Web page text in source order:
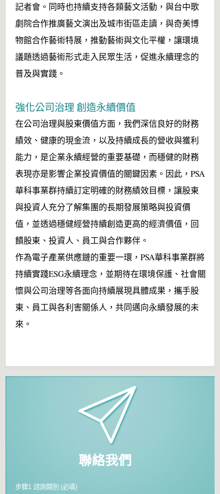
記者會。同時也持續支持各類藝文活動，與台中歌
劇院合作推廣藝文演出及城市街區走讀，與奇美博
物館合作藝術特展，推動藝術與文化平權，讓環境
議題透過藝術形式走入民眾生活，促進永續理念的
普及與實踐。
強化公司治理 創造永續價值
在公司治理與股東價值方面，我們深信良好的財務
績效、健康的現金流，以及持續成長的營收與獲利
能力，是企業永續經營的重要基礎，而穩健的財務
表現亦是影響企業投資價值的關鍵因素。因此，PSA
華科事業群持續訂定明確的財務績效目標，讓股東
與投資人充分了解集團的長期發展策略與投資價
值，並透過穩健經營持續創造更高的經濟價值，回
饋股東、投資人、員工與合作夥伴。
作為電子產業供應鏈的重要一環，PSA華科事業群將
持續實踐ESG永續理念，並期待在環境保護、社會關
懷與公司治理等各面向持續展現具體成果，攜手股
東、員工與各利害關係人，共同邁向永續發展的未
來。
聯絡我們
步驟1 諮詢類別 (必填)